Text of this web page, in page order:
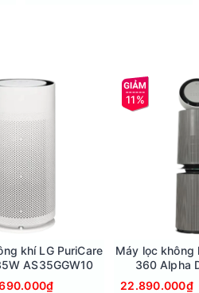
khí LG PuriCare
Aero Hit 35W AS35GGW10
11%
Máy lọc không
360 Alpha
22.890.000₫